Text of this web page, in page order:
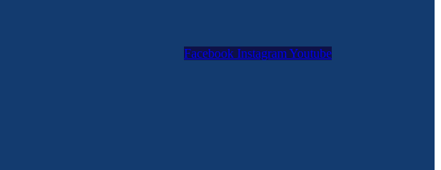
Facebook InstagramYoutube